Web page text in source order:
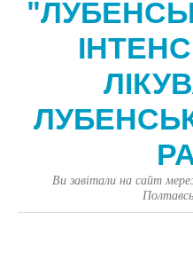
Ви завітали на сайт